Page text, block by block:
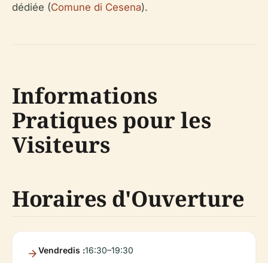
dédiée (Comune di Cesena).
Informations
Pratiques pour les
Visiteurs
Horaires d'Ouverture
Vendredis :16:30–19:30